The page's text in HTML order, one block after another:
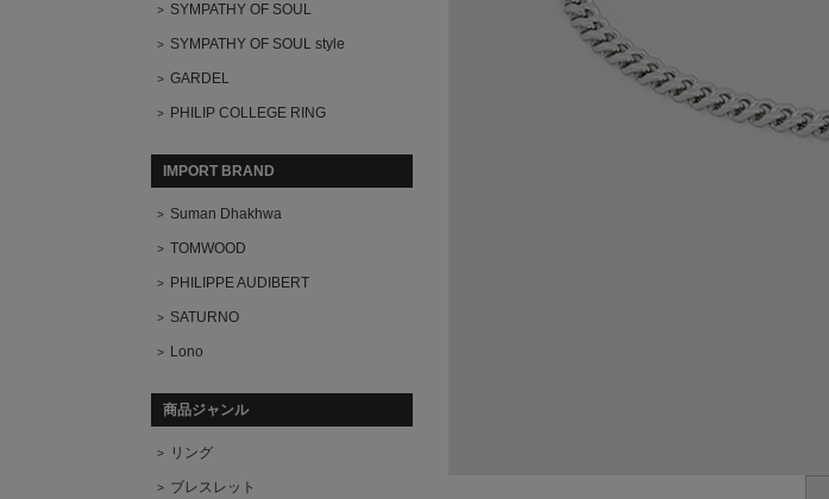
SYMPATHY OF SOUL
SYMPATHY OF SOUL style
GARDEL
PHILIP COLLEGE RING
IMPORT BRAND
Suman Dhakhwa
TOMWOOD
PHILIPPE AUDIBERT
SATURNO
Lono
商品ジャンル
リング
ブレスレット